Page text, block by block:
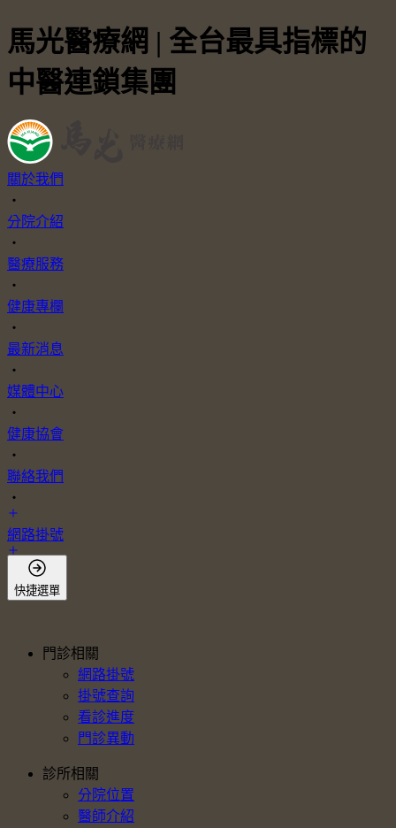
馬光醫療網 | 全台最具指標的
中醫連鎖集團
關於我們
・
分院介紹
・
醫療服務
・
健康專欄
・
最新消息
・
媒體中心
・
健康協會
・
聯絡我們
・
網路掛號
會員登入
快捷選單
門診相關
網路掛號
掛號查詢
看診進度
門診異動
診所相關
分院位置
醫師介紹